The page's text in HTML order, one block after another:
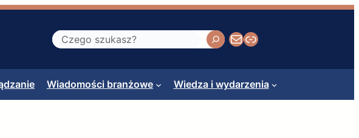
S
u
k
Napisz do nas Calamus
Wiadomości branżowe Wiedza i wydarzenia